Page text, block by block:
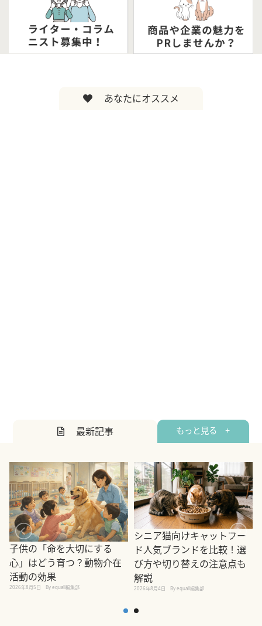
あなたにオススメ
最新記事 もっと見る +
子供の「命を大切にする
心」はどう育つ？動物介在
活動の効果
2026年8月5日 By equall編集部
シニア猫向けキャットフー
ド人気ブランドを比較！選
び方や切り替えの注意点も
解説
2026年8月4日 By equall編集部